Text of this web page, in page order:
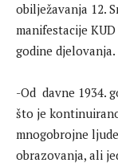
obilježavanja 12.
manifestacije
godine djelovanja.
-Od davne 1934.
što je
mnogobrojne
obrazovanja, ali